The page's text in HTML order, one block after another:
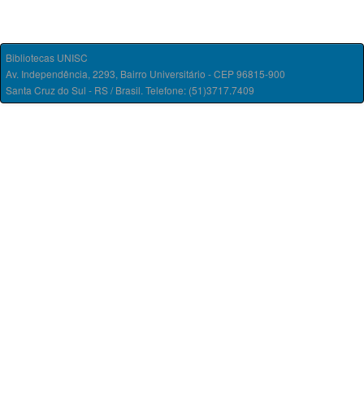
Bibliotecas UNISC
Av. Independência, 2293, Bairro Universitário - CEP 96815-900
Santa Cruz do Sul - RS / Brasil. Telefone: (51)3717.7409